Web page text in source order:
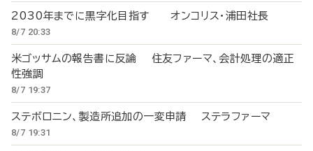
2030年までに黒字化目指す オンコリス・浦田社長
8/7 20:33
米ゴッサムの報告書に反論 住友ファーマ、会計処理の適正
性強調
8/7 19:37
ステボロニン、製造所追加の一変申請 ステラファーマ
8/7 19:31